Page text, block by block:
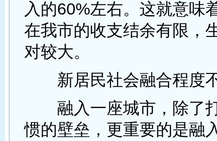
入的60%左右。这就意味
在我市的收支结余有限，
对较大。
新居民社会融合程度
融入一座城市，除了
惯的壁垒，更重要的是融